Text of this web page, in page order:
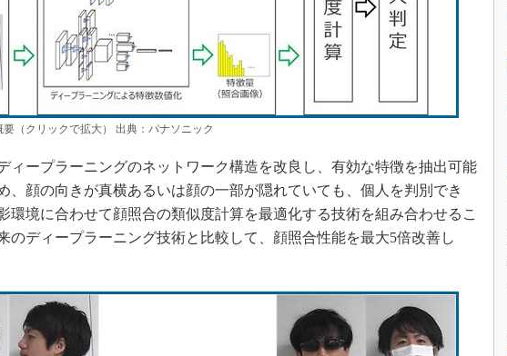
知財マネジメント
海外生産
グローバル設計・開発
制御セキュリティ
新型コロナへの対応
（クリックで拡大） 出典：パナソニック
ィープラーニングのネットワーク構造を改良し、有効な特徴を抽出可能
、顔の向きが真横あるいは顔の一部が隠れていても、個人を判別でき
環境に合わせて顔照合の類似度計算を最適化する技術を組み合わせるこ
のディープラーニング技術と比較して、顔照合性能を最大5倍改善し